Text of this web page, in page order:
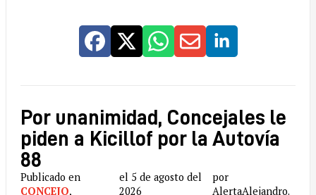
Por unanimidad, Concejales le
piden a Kicillof por la Autovía
88
Publicado en
CONCEJO,
el 5 de agosto del
2026
por
AlertaAlejandro.